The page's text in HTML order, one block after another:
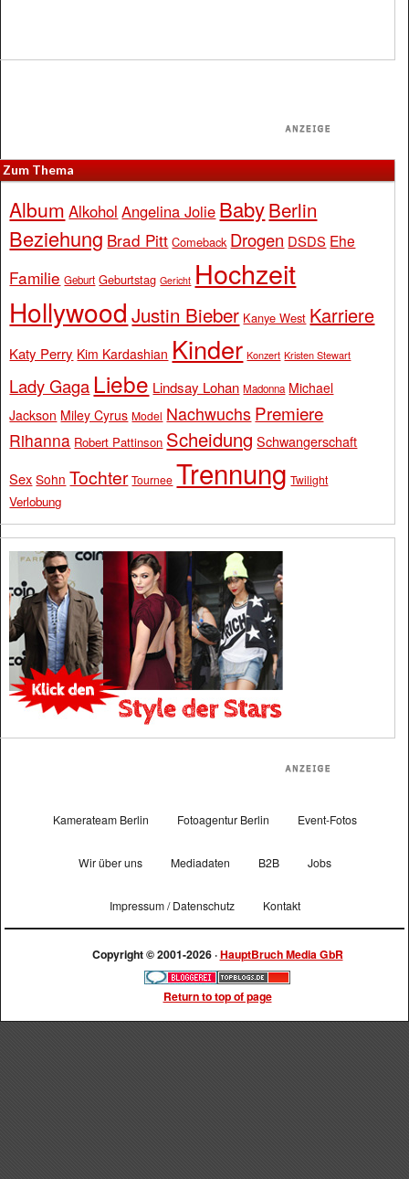
Zum Thema
Album Alkohol Angelina Jolie BabyBerlin
Beziehung Brad Pitt Comeback Drogen DSDS Ehe
Familie Geburt Geburtstag Gericht Hochzeit
Hollywood Justin Bieber Kanye West Karriere
Katy Perry Kim Kardashian Kinder Konzert Kristen Stewart
Lady Gaga Liebe Lindsay Lohan Madonna Michael
Jackson Miley Cyrus Model Nachwuchs Premiere
Rihanna Robert Pattinson Scheidung Schwangerschaft
Sex Sohn Tochter Tournee Trennung Twilight
Verlobung
Kamerateam Berlin Fotoagentur Berlin Event-Fotos
Wir über uns Mediadaten B2B Jobs
Impressum / Datenschutz Kontakt
Copyright © 2001-2026 ·HauptBruch Media GbR
Return to top of page